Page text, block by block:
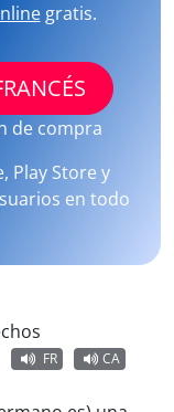
gratis.
de compra
Play Store y
en todo
FR CA